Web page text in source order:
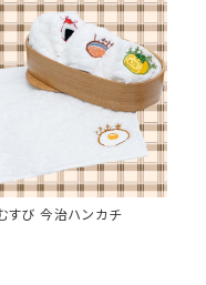
すび 今治ハンカチ